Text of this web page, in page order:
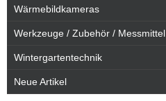
Wärmebildkameras
Werkzeuge / Zubehör / Messmittel
Wintergartentechnik
Neue Artikel